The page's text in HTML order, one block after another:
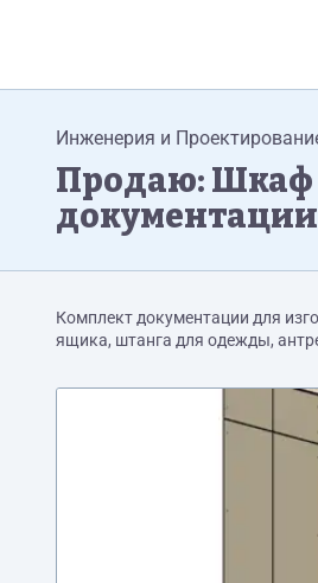
Инженерия и
Продаю: Шкаф
документации
Комплект документации для
ящика, штанга для одежды,